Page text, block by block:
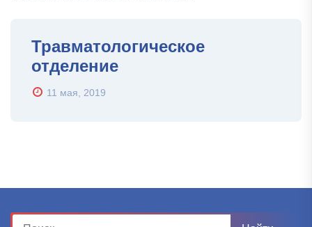
Травматологическое
отделение
11 мая, 2019